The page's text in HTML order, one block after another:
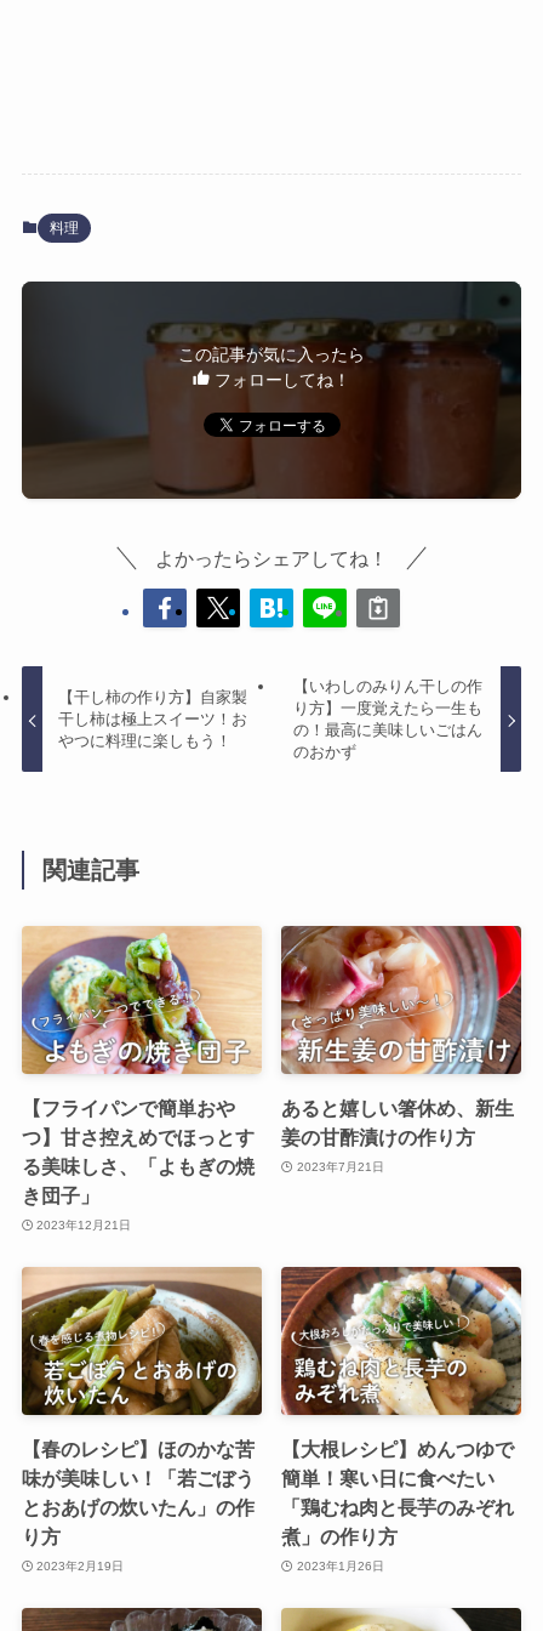
料理
この記事が気に入ったら
フォローしてね！
よかったらシェアしてね！
【干し柿の作り方】自家製
干し柿は極上スイーツ！お
やつに料理に楽しもう！
【いわしのみりん干しの作
り方】一度覚えたら一生も
の！最高に美味しいごはん
のおかず
関連記事
【フライパンで簡単おや
つ】甘さ控えめでほっとす
る美味しさ、「よもぎの焼
き団子」
2023年12月21日
あると嬉しい箸休め、新生
姜の甘酢漬けの作り方
2023年7月21日
【春のレシピ】ほのかな苦
味が美味しい！「若ごぼう
とおあげの炊いたん」の作
り方
2023年2月19日
【大根レシピ】めんつゆで
簡単！寒い日に食べたい
「鶏むね肉と長芋のみぞれ
煮」の作り方
2023年1月26日